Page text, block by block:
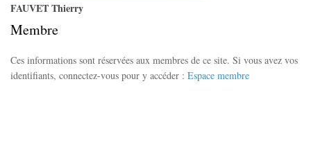
FAUVET Thierry
Membre
Ces informations sont réservées aux membres de ce site. Si vous avez vos
identifiants, connectez-vous pour y accéder : Espace membre